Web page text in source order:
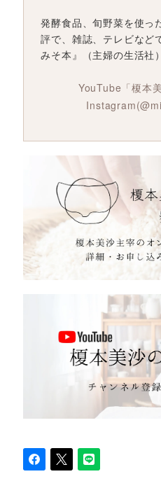
発酵食品、旬野菜を使っ
評で、雑誌、テレビなど
みそ本』（主婦の生活社
YouTube「榎本